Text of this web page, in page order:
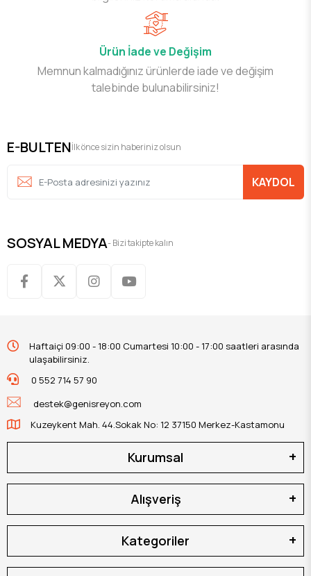
Ürün İade ve Değişim
Memnun kalmadığınız ürünlerde iade ve değişim
talebinde bulunabilirsiniz!
E-BULTENİlk önce sizin haberiniz olsun
KAYDOL
SOSYAL MEDYA- Bizi takipte kalın
Haftaiçi 09:00 - 18:00 Cumartesi 10:00 - 17:00 saatleri arasında
ulaşabilirsiniz.
0 552 714 57 90
destek@genisreyon.com
Kuzeykent Mah. 44.Sokak No: 12 37150 Merkez-Kastamonu
Kurumsal
Alışveriş
Kategoriler